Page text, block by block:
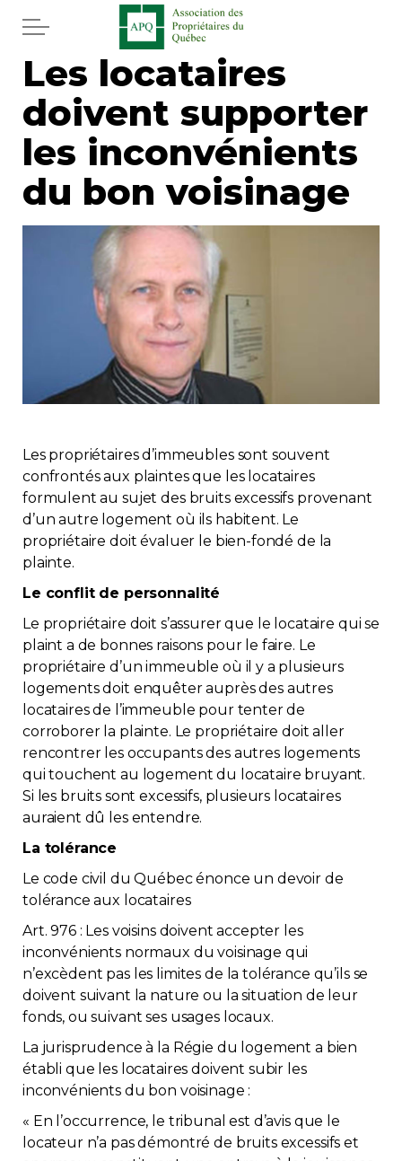
Aller au contenu principal
Accueil
Services
Actualités
Journal
Mot de l'éditeur
Réglementation
Copropriété
Environnement
Rabais APQ
App APQ
Médias
FAQ
Zone Membres
Français
Adhésion
Les locataires
doivent supporter
les inconvénients
du bon voisinage
Les propriétaires d’immeubles sont souvent
confrontés aux plaintes que les locataires
formulent au sujet des bruits excessifs provenant
d’un autre logement où ils habitent. Le
propriétaire doit évaluer le bien-fondé de la
plainte.
Le conflit de personnalité
Le propriétaire doit s’assurer que le locataire qui se
plaint a de bonnes raisons pour le faire. Le
propriétaire d’un immeuble où il y a plusieurs
logements doit enquêter auprès des autres
locataires de l’immeuble pour tenter de
corroborer la plainte. Le propriétaire doit aller
rencontrer les occupants des autres logements
qui touchent au logement du locataire bruyant.
Si les bruits sont excessifs, plusieurs locataires
auraient dû les entendre.
La tolérance
Le code civil du Québec énonce un devoir de
tolérance aux locataires
Art. 976 : Les voisins doivent accepter les
inconvénients normaux du voisinage qui
n’excèdent pas les limites de la tolérance qu’ils se
doivent suivant la nature ou la situation de leur
fonds, ou suivant ses usages locaux.
La jurisprudence à la Régie du logement a bien
établi que les locataires doivent subir les
inconvénients du bon voisinage :
« En l’occurrence, le tribunal est d’avis que le
locateur n’a pas démontré de bruits excessifs et